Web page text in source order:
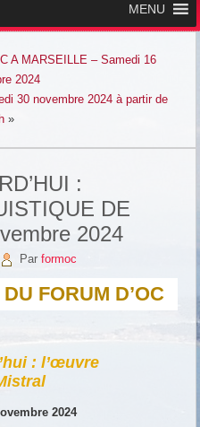
MENU
A MARSEILLE – Samedi 16
2024
30 novembre 2024 à partir de
»
:
DE
2024
Par formoc
FORUM D’OC
:l’œuvre
2024